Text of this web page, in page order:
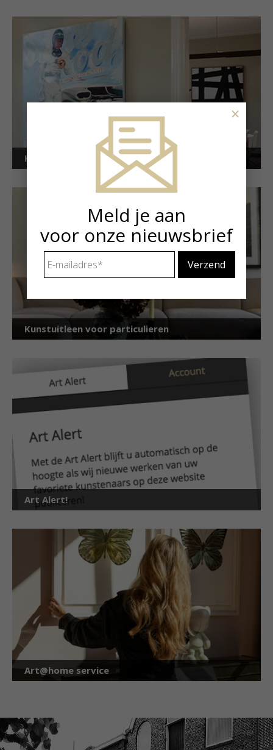
Kunstuitleen voor bedrijven
Kunstuitleen voor particulieren
Art Alert!
Art@home service
Meld je aan
voor onze nieuwsbrief
mailadres *
×